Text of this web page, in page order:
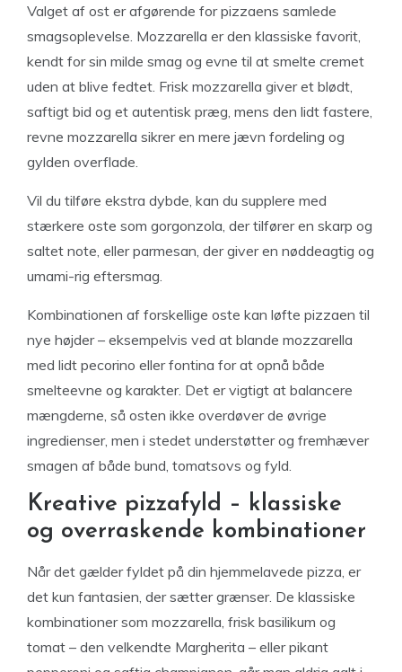
Valget af ost er afgørende for pizzaens samlede
smagsoplevelse. Mozzarella er den klassiske favorit,
kendt for sin milde smag og evne til at smelte cremet
uden at blive fedtet. Frisk mozzarella giver et blødt,
saftigt bid og et autentisk præg, mens den lidt fastere,
revne mozzarella sikrer en mere jævn fordeling og
gylden overflade.
Vil du tilføre ekstra dybde, kan du supplere med
stærkere oste som gorgonzola, der tilfører en skarp og
saltet note, eller parmesan, der giver en nøddeagtig og
umami-rig eftersmag.
Kombinationen af forskellige oste kan løfte pizzaen til
nye højder – eksempelvis ved at blande mozzarella
med lidt pecorino eller fontina for at opnå både
smelteevne og karakter. Det er vigtigt at balancere
mængderne, så osten ikke overdøver de øvrige
ingredienser, men i stedet understøtter og fremhæver
smagen af både bund, tomatsovs og fyld.
Kreative pizzafyld – klassiske
og overraskende kombinationer
Når det gælder fyldet på din hjemmelavede pizza, er
det kun fantasien, der sætter grænser. De klassiske
kombinationer som mozzarella, frisk basilikum og
tomat – den velkendte Margherita – eller pikant